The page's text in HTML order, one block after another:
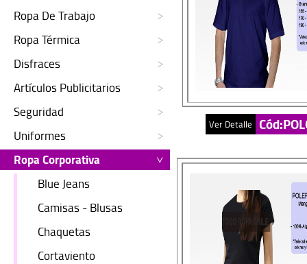
Ropa De Trabajo
Ropa Térmica
Disfraces
Artículos Publicitarios
Seguridad
Uniformes
Ropa Corporativa
Blue Jeans
Camisas - Blusas
Chaquetas
Cortaviento
Ver Detalle